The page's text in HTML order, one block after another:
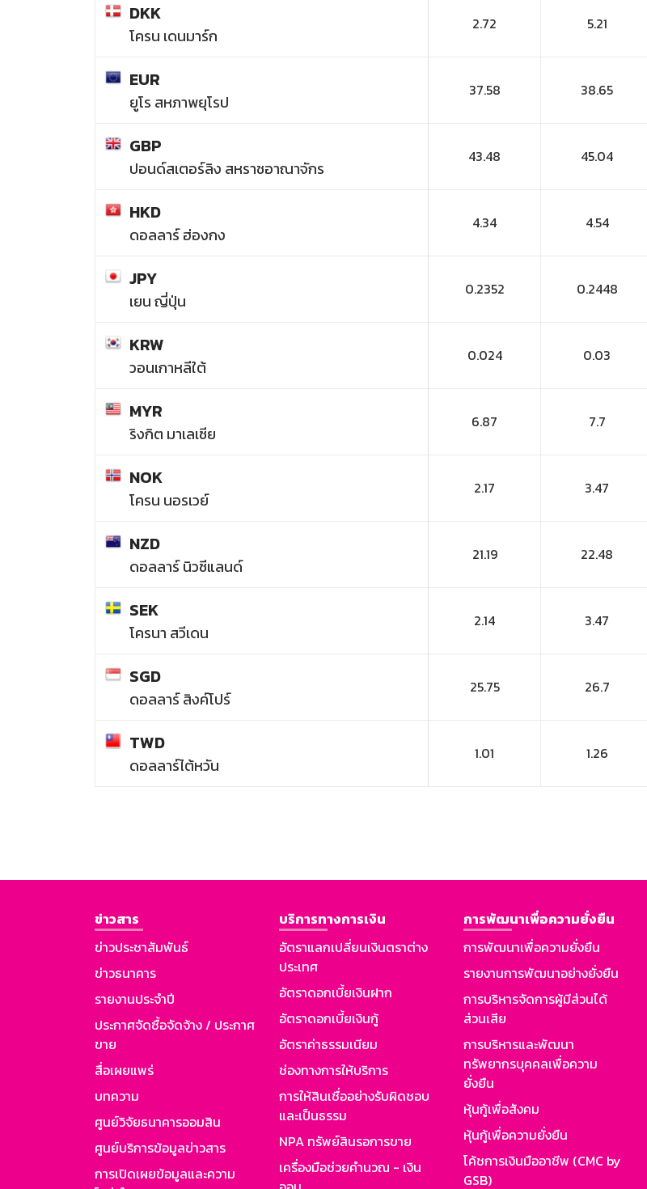
DKK
โครน เดนมาร์ก
2.72 5.21
EUR
ยูโร สหภาพยุโรป
37.58 38.65
GBP
ปอนด์สเตอร์ลิง สหราชอาณาจักร
43.48 45.04
HKD
ดอลลาร์ ฮ่องกง
4.34 4.54
JPY
เยน ญี่ปุ่น
0.2352 0.2448
KRW
วอนเกาหลีใต้
0.024 0.03
MYR
ริงกิต มาเลเซีย
6.87 7.7
NOK
โครน นอรเวย์
2.17 3.47
NZD
ดอลลาร์ นิวซีแลนด์
21.19 22.48
SEK
โครนา สวีเดน
2.14 3.47
SGD
ดอลลาร์ สิงค์โปร์
25.75 26.7
TWD
ดอลลาร์ไต้หวัน
1.01 1.26
ข่าวสาร
ข่าวประชาสัมพันธ์
ข่าวธนาคาร
รายงานประจำปี
ประกาศจัดซื้อจัดจ้าง / ประกาศ
ขาย
สื่อเผยแพร่
บทความ
ศูนย์วิจัยธนาคารออมสิน
ศูนย์บริการข้อมูลข่าวสาร
การเปิดเผยข้อมูลและความ
บริการทางการเงิน
อัตราแลกเปลี่ยนเงินตราต่าง
ประเทศ
อัตราดอกเบี้ยเงินฝาก
อัตราดอกเบี้ยเงินกู้
อัตราค่าธรรมเนียม
ช่องทางการให้บริการ
การให้สินเชื่ออย่างรับผิดชอบ
และเป็นธรรม
NPA ทรัพย์สินรอการขาย
เครื่องมือช่วยคำนวณ - เงิน
การพัฒนาเพื่อความยั่งยืน
การพัฒนาเพื่อความยั่งยืน
รายงานการพัฒนาอย่างยั่งยืน
การบริหารจัดการผู้มีส่วนได้
ส่วนเสีย
การบริหารและพัฒนา
ทรัพยากรบุคคลเพื่อความ
ยั่งยืน
หุ้นกู้เพื่อสังคม
หุ้นกู้เพื่อความยั่งยืน
โค้ชการเงินมืออาชีพ (CMC by
GSB)